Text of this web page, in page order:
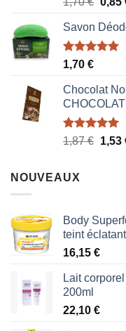
sur 5
initial
était :
Savon
Note5.00
sur 5
1,70 €
Chocolat
Note5.00
sur 5
1,87€ Le
1,53
NOUVEAUX
Body
teint
16,15 €
Lait
200ml
22,10 €